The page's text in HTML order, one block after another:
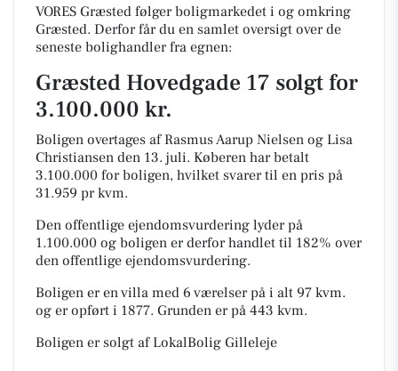
VORES Græsted følger boligmarkedet i og omkring
Græsted. Derfor får du en samlet oversigt over de
seneste bolighandler fra egnen:
Græsted Hovedgade 17 solgt for
3.100.000 kr.
Boligen overtages af Rasmus Aarup Nielsen og Lisa
Christiansen den 13. juli. Køberen har betalt
3.100.000 for boligen, hvilket svarer til en pris på
31.959 pr kvm.
Den offentlige ejendomsvurdering lyder på
1.100.000 og boligen er derfor handlet til 182% over
den offentlige ejendomsvurdering.
Boligen er en villa med 6 værelser på i alt 97 kvm.
og er opført i 1877. Grunden er på 443 kvm.
Boligen er solgt af LokalBolig Gilleleje